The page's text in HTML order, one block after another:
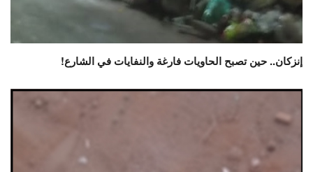
إنزكان.. حين تصبح الحاويات فارغة والنفايات في الشارع!